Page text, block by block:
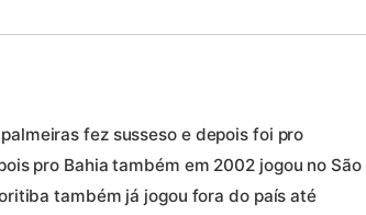
fez susseso e depois foi pro
pro Bahia também em 2002 jogou no São
também já jogou fora do país até